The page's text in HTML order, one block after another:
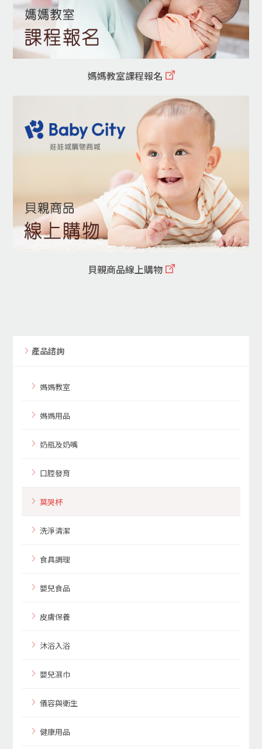
媽媽教室課程報名
貝親商品線上購物
產品諮詢
媽媽教室
媽媽用品
奶瓶及奶嘴
口腔發育
莫哭杯
洗淨清潔
食具調理
嬰兒食品
皮膚保養
沐浴入浴
嬰兒濕巾
儀容與衛生
健康用品